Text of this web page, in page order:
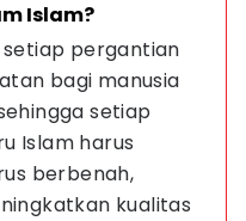
Islam?
pergantian
bagi manusia
setiap
Islam harus
berbenah,
kualitas